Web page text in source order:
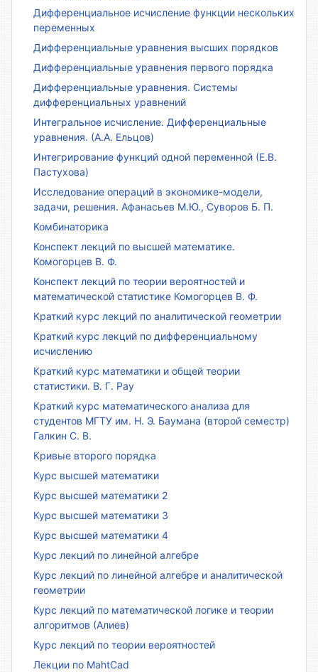
Дифференциальное исчисление функции нескольких
переменных
Дифференциальные уравнения высших порядков
Дифференциальные уравнения первого порядка
Дифференциальные уравнения. Системы
дифференциальных уравнений
Интегральное исчисление. Дифференциальные
уравнения. (А.А. Ельцов)
Интегрирование функций одной переменной (Е.В.
Пастухова)
Исследование операций в экономике-модели,
задачи, решения. Афанасьев М.Ю., Суворов Б. П.
Комбинаторика
Конспект лекций по высшей математике.
Комогорцев В. Ф.
Конспект лекций по теории вероятностей и
математической статистике Комогорцев В. Ф.
Краткий курс лекций по аналитической геометрии
Краткий курс лекций по дифференциальному
исчислению
Краткий курс математики и общей теории
статистики. В. Г. Рау
Краткий курс математического анализа для
студентов МГТУ им. Н. Э. Баумана (второй семестр)
Галкин С. В.
Кривые второго порядка
Курс высшей математики
Курс высшей математики 2
Курс высшей математики 3
Курс высшей математики 4
Курс лекций по линейной алгебре
Курс лекций по линейной алгебре и аналитической
геометрии
Курс лекций по математической логике и теории
алгоритмов (Алиев)
Курс лекций по теории вероятностей
Лекции по MahtCad